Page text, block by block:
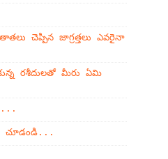
చెప్పిన జాగ్రత్తలు ఎవరైనా
రశీదులతో మీరు ఏమి
చూడండి...